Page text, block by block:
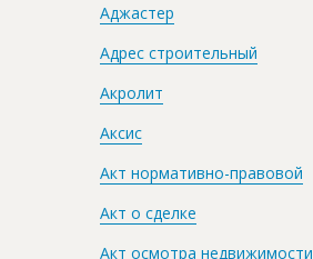
Аджастер
Адрес строительный
Акролит
Аксис
Акт нормативно-правовой
Акт о сделке
Акт осмотра недвижимости